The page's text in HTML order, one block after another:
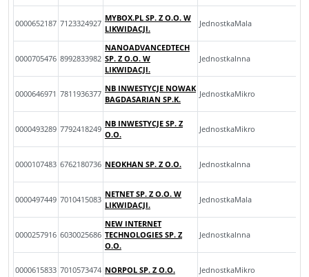
0000652187 7123324927
MYBOX.PL SP. Z O.O. W
LIKWIDACJI.
JednostkaMala
0000705476 8992833982
NANOADVANCEDTECH
SP. Z O.O. W
LIKWIDACJI.
JednostkaInna
0000646971 7811936377
NB INWESTYCJE NOWAK
BAGDASARIAN SP.K.
JednostkaMikro
0000493289 7792418249
NB INWESTYCJE SP. Z
O.O.
JednostkaMikro
0000107483 6762180736 NEOKHAN SP. Z O.O. JednostkaInna
0000497449 7010415083
NETNET SP. Z O.O. W
LIKWIDACJI.
JednostkaMala
0000257916 6030025686
NEW INTERNET
TECHNOLOGIES SP. Z
O.O.
JednostkaInna
0000615833 7010573474 NORPOL SP. Z O.O. JednostkaMikro